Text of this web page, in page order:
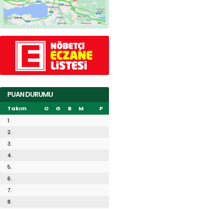
PUAN DURUMU
Takım O G B M
P
1.
2.
3.
4.
5.
6.
7.
8.